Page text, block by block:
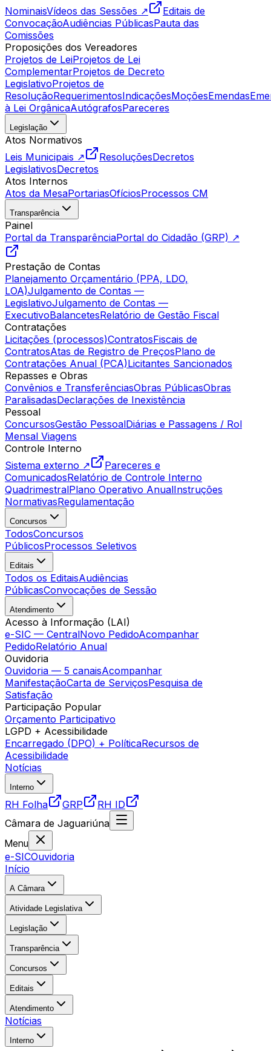
NominaisVídeos das Sessões ↗
Editais de
ConvocaçãoAudiências PúblicasPauta das
Comissões
Proposições dos Vereadores
Projetos de LeiProjetos de Lei
ComplementarProjetos de Decreto
LegislativoProjetos de
ResoluçãoRequerimentosIndicaçõesMoçõesEmendas
à Lei OrgânicaAutógrafosPareceres
Legislação
Atos Normativos
Leis Municipais ↗
ResoluçõesDecretos
LegislativosDecretos
Atos Internos
Atos da MesaPortariasOfíciosProcessos CM
Transparência
Painel
Portal da TransparênciaPortal do Cidadão (GRP) ↗
Prestação de Contas
Planejamento Orçamentário (PPA, LDO,
LOA)Julgamento de Contas —
LegislativoJulgamento de Contas —
ExecutivoBalancetesRelatório de Gestão Fiscal
Contratações
Licitações (processos)ContratosFiscais de
ContratosAtas de Registro de PreçosPlano de
Contratações Anual (PCA)Licitantes Sancionados
Repasses e Obras
Convênios e TransferênciasObras PúblicasObras
ParalisadasDeclarações de Inexistência
Pessoal
ConcursosGestão PessoalDiárias e Passagens / Rol
Mensal Viagens
Controle Interno
Sistema externo ↗
Pareceres e
ComunicadosRelatório de Controle Interno
QuadrimestralPlano Operativo AnualInstruções
NormativasRegulamentação
Concursos
TodosConcursos
PúblicosProcessos Seletivos
Editais
Todos os EditaisAudiências
PúblicasConvocações de Sessão
Atendimento
Acesso à Informação (LAI)
e-SIC — CentralNovo PedidoAcompanhar
PedidoRelatório Anual
Ouvidoria
Ouvidoria — 5 canaisAcompanhar
ManifestaçãoCarta de ServiçosPesquisa de
Satisfação
Participação Popular
Orçamento Participativo
LGPD + Acessibilidade
Encarregado (DPO) + PolíticaRecursos de
Acessibilidade
Notícias
Interno
RH Folha GRP
RH ID
Câmara de Jaguariúna
Menu
e-SICOuvidoria
Início
A Câmara
Atividade Legislativa
Legislação
Transparência
Concursos
Editais
Atendimento
Notícias
Interno